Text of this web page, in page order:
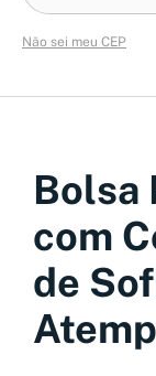
Não sei meu CEP
Bolsa
com
de